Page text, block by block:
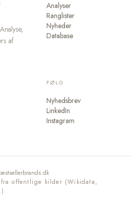
af
Analyser
Ranglister
Nyheder
Database
FØLG
Nyhedsbrev
LinkedIn
Instagram
fra offentlige kilder (Wikidata,